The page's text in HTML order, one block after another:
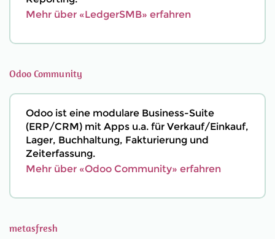
Mehr über «LedgerSMB» erfahren
Odoo Community
Odoo ist eine modulare Business-Suite
(ERP/CRM) mit Apps u.a. für Verkauf/Einkauf,
Lager, Buchhaltung, Fakturierung und
Zeiterfassung.
Mehr über «Odoo Community» erfahren
metasfresh